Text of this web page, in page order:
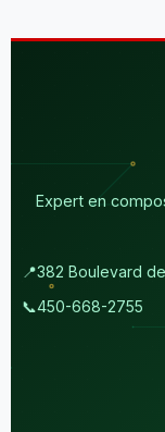
Expert en
📍382 Boulevard
📞450-668-2755